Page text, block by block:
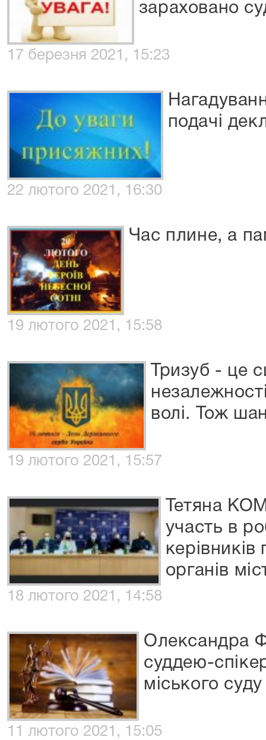
зараховано
17 березня 2021, 15:23
подачі
22 лютого 2021, 16:30
Час плине, а
19 лютого 2021, 15:58
Тризуб - це
волі. Тож
19 лютого 2021, 15:57
Тетяна
участь в
органів
18 лютого 2021, 14:58
Олександра
суддею-
міського
11 лютого 2021, 15:05